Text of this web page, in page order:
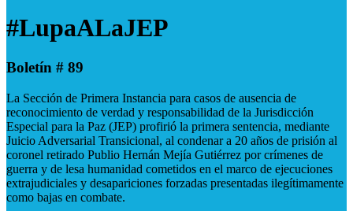
#LupaALaJEP
Boletín # 89
La Sección de Primera Instancia para casos de ausencia de
reconocimiento de verdad y responsabilidad de la Jurisdicción
Especial para la Paz (JEP) profirió la primera sentencia, mediante
Juicio Adversarial Transicional, al condenar a 20 años de prisión al
coronel retirado Publio Hernán Mejía Gutiérrez por crímenes de
guerra y de lesa humanidad cometidos en el marco de ejecuciones
extrajudiciales y desapariciones forzadas presentadas ilegítimamente
como bajas en combate.